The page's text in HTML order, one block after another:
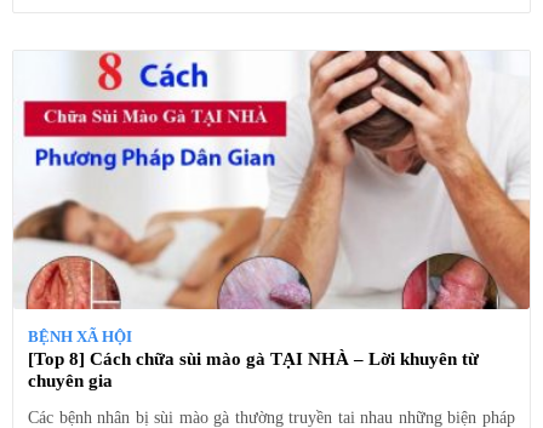
BỆNH XÃ HỘI
[Top 8] Cách chữa sùi mào gà TẠI NHÀ – Lời khuyên từ
chuyên gia
Các bệnh nhân bị sùi mào gà thường truyền tai nhau những biện pháp